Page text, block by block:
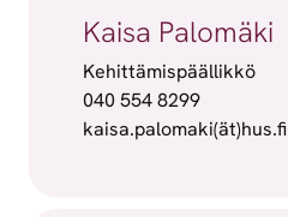
Kaisa Palomäki
Kehittämispäällikkö
040 554 8299
kaisa.palomaki(ät)hus.fi